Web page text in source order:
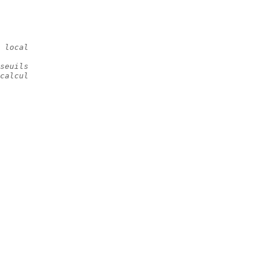
local